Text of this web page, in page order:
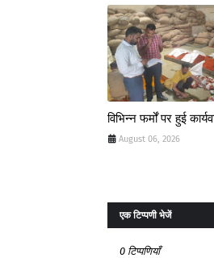
विभिन्न फर्मों पर हुई
August 06, 2026
एक टिप्पणी भेजें
0 टिप्पणियाँ